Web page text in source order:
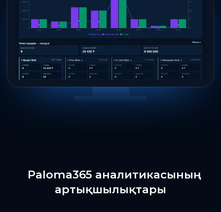
Paloma365 аналитикасының
артықшылықтары